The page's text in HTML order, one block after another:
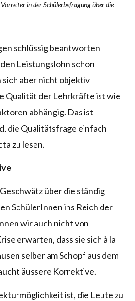
in der Schülerbefragung über die
schlüssig beantworten
Leistungslohn schon
sich aber nicht objektiv
Qualität der Lehrkräfte ist wie
abhängig. Das ist
die Qualitätsfrage einfach
zu lesen.
über die ständig
SchülerInnen ins Reich der
wir auch nicht von
erwarten, dass sie sich à la
selber am Schopf aus dem
äussere Korrektive.
ist, die Leute zu